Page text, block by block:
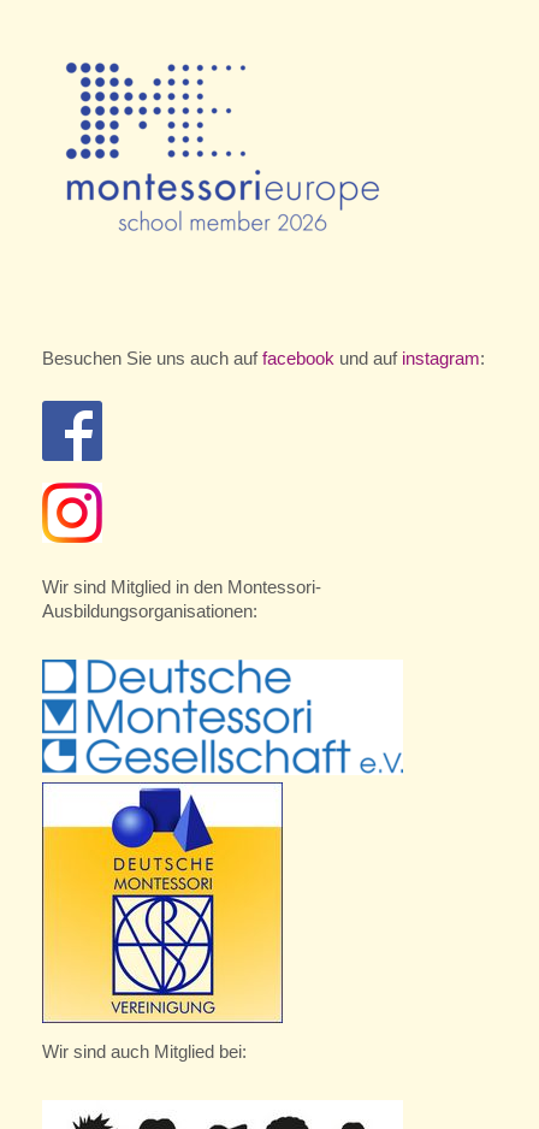
Besuchen Sie uns auch auffacebook und auf instagram:
Wir sind Mitglied in den Montessori-
Ausbildungsorganisationen:
Wir sind auch Mitglied bei: